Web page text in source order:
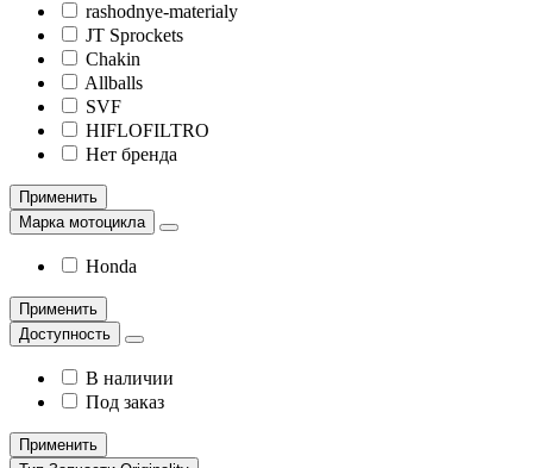
rashodnye-materialy
JT Sprockets
Chakin
Allballs
SVF
HIFLOFILTRO
Нет бренда
Применить
Марка мотоцикла
Honda
Применить
Доступность
В наличии
Под заказ
Применить